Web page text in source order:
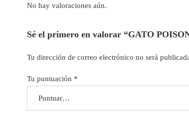
No hay valoraciones aún.
Sé el primero en valorar “GATO
Tu dirección de correo electrónico no será
Tu puntuación *